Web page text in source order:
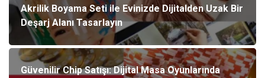
Akrilik Boyama Seti ile Evinizde Dijitalden Uzak Bir
Deşarj Alanı Tasarlayın
Güvenilir Chip Satışı: Dijital Masa Oyunlarında